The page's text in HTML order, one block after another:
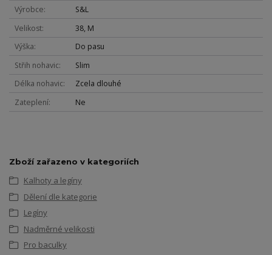
Výrobce
S&L
Velikost
38, M
Výška
Do pasu
Střih nohavic
Slim
Délka nohavic
Zcela dlouhé
Zateplení
Ne
Zboží zařazeno v kategoriích
Kalhoty a legíny
Dělení dle kategorie
Legíny
Nadměrné velikosti
Pro baculky